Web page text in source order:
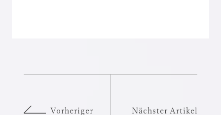
Vorheriger Nächster Artikel